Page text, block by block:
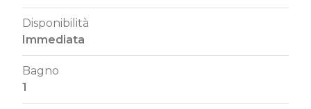
Disponibilità
Immediata
Bagno
1